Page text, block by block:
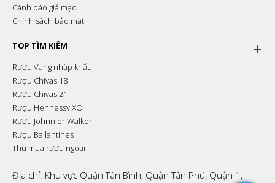
Cảnh báo giả mạo
Chính sách bảo mật
TOP TÌM KIẾM
Rượu Vang nhập khẩu
Rượu Chivas 18
Rượu Chivas 21
Rượu Hennessy XO
Rượu Johnnier Walker
Rượu Ballantines
Thu mua rượu ngoại
Địa chỉ: Khu vực Quận Tân Bình, Quận Tân Phú, Quận 1,